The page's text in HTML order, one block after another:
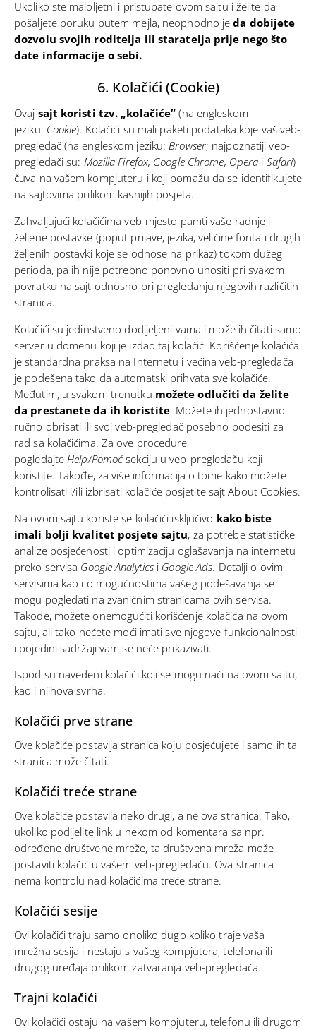
Ukoliko ste maloljetni i pristupate ovom sajtu i želite da
pošaljete poruku putem mejla, neophodno jeda dobijete
dozvolu svojih roditelja ili staratelja prije nego što
date informacije o sebi.
6. Kolačići (Cookie)
Ovaj sajt koristi tzv. „kolačiće” (na engleskom
jeziku: Cookie). Kolačići su mali paketi podataka koje vaš veb-
pregledač (na engleskom jeziku:Browser; najpoznatiji veb-
pregledači su: Mozilla Firefox, Google Chrome, Opera i Safari)
čuva na vašem kompjuteru i koji pomažu da se identifikujete
na sajtovima prilikom kasnijih posjeta.
Zahvaljujući kolačićima veb-mjesto pamti vaše radnje i
željene postavke (poput prijave, jezika, veličine fonta i drugih
željenih postavki koje se odnose na prikaz) tokom dužeg
perioda, pa ih nije potrebno ponovno unositi pri svakom
povratku na sajt odnosno pri pregledanju njegovih različitih
stranica.
Kolačići su jedinstveno dodijeljeni vama i može ih čitati samo
server u domenu koji je izdao taj kolačić. Korišćenje kolačića
je standardna praksa na Internetu i većina veb-pregledača
je podešena tako da automatski prihvata sve kolačiće.
Međutim, u svakom trenutku možete odlučiti da želite
da prestanete da ih koristite. Možete ih jednostavno
ručno obrisati ili svoj veb-pregledač posebno podesiti za
rad sa kolačićima. Za ove procedure
pogledajte Help/Pomoćsekciju u veb-pregledaču koji
koristite. Takođe, za više informacija o tome kako možete
kontrolisati i/ili izbrisati kolačiće posjetite sajtAbout Cookies.
Na ovom sajtu koriste se kolačići isključivo kako biste
imali bolji kvalitet posjete sajtu, za potrebe statističke
analize posjećenosti i optimizaciju oglašavanja na internetu
preko servisa Google Analytics i Google Ads. Detalji o ovim
servisima kao i o mogućnostima vašeg podešavanja se
mogu pogledati na zvaničnim stranicama ovih servisa.
Takođe, možete onemogućiti korišćenje kolačića na ovom
sajtu, ali tako nećete moći imati sve njegove funkcionalnosti
i pojedini sadržaji vam se neće prikazivati.
Ispod su navedeni kolačići koji se mogu naći na ovom sajtu,
kao i njihova svrha.
Kolačići prve strane
Ove kolačiće postavlja stranica koju posjećujete i samo ih ta
stranica može čitati.
Kolačići treće strane
Ove kolačiće postavlja neko drugi, a ne ova stranica. Tako,
ukoliko podijelite link u nekom od komentara sa npr.
određene društvene mreže, ta društvena mreža može
postaviti kolačić u vašem veb-pregledaču. Ova stranica
nema kontrolu nad kolačićima treće strane.
Kolačići sesije
Ovi kolačići traju samo onoliko dugo koliko traje vaša
mrežna sesija i nestaju s vašeg kompjutera, telefona ili
drugog uređaja prilikom zatvaranja veb-pregledača.
Trajni kolačići
Ovi kolačići ostaju na vašem kompjuteru, telefonu ili drugom